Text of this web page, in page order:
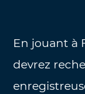
En jouant à
devrez